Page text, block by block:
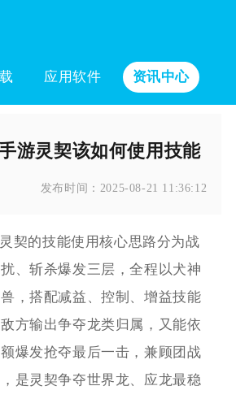
应用软件 资讯中心
游灵契该如何使用技能
发布时间： 2025-08-21 11:36:12
契的技能使用核心思路分为战
、斩杀爆发三层，全程以犬神
，搭配减益、控制、增益技能
方输出争夺龙类归属，又能依
爆发抢夺最后一击，兼顾团战
是灵契争夺世界龙、应龙最稳